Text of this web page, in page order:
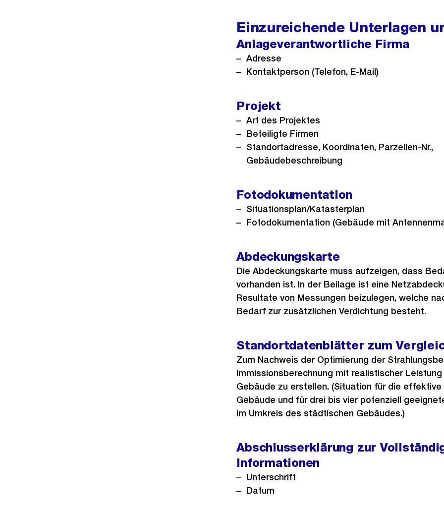
Einzureichende Unterlagen
Anlageverantwortliche Firma
Adresse
Kontaktperson (Telefon, E-Mail)
Projekt
Art des Projektes
Beteiligte Firmen
Standortadresse, Koordinaten, Parzellen-Nr.,
Gebäudebeschreibung
Fotodokumentation
Situationsplan/Katasterplan
Fotodokumentation (Gebäude mit
Abdeckungskarte
Die Abdeckungskarte muss aufzeigen, dass
vorhanden ist. In der Beilage ist eine
Resultate von Messungen beizulegen, welche
Bedarf zur zusätzlichen Verdichtung besteht.
Standortdatenblätter zum
Zum Nachweis der Optimierung der
Immissionsberechnung mit realistischer
Gebäude zu erstellen. (Situation für die
Gebäude und für drei bis vier potenziell
im Umkreis des städtischen Gebäudes.)
Abschlusserklärung zur
Informationen
Unterschrift
Datum